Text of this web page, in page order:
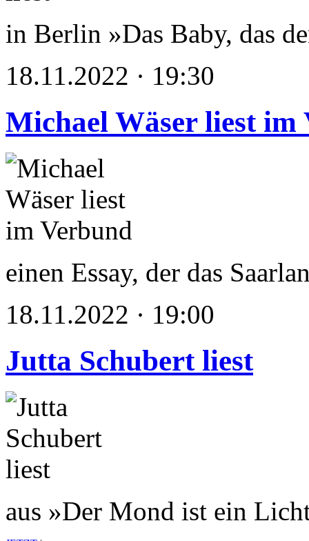
in Berlin »Das Baby, das
18.11.2022 · 19:30
Michael Wäser liest im
einen Essay, der das
18.11.2022 · 19:00
Jutta Schubert liest
aus »Der Mond ist ein